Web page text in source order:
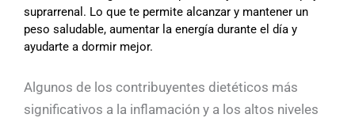
suprarrenal. Lo que te permite alcanzar y mantener un
peso saludable, aumentar la energía durante el día y
ayudarte a dormir mejor.
Algunos de los contribuyentes dietéticos más
significativos a la inflamación y a los altos niveles